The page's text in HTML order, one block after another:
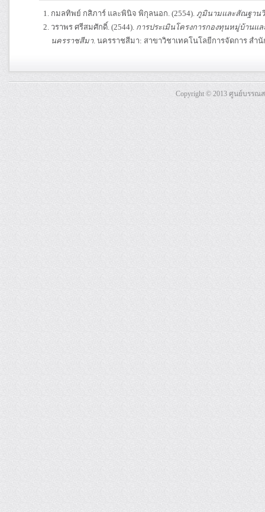
กมลทิพย์ กสิภาร์ และพินิจ พิกุลนอก. (2554). ภูมินามและสัณฐาน
วราพร ศรีสมศักดิ์. (2544). การประเมินโครงการกองทุนหมู่บ้านแ
นครราชสีมา. นครราชสีมา: สาขาวิชาเทคโนโลยีการจัดการ สำ
Copyright © 2013 ศูนย์บรร